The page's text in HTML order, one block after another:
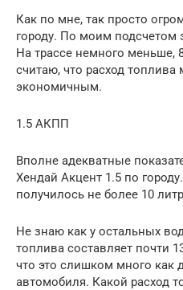
Как по мне, так просто
городу. По моим подсчетом
На трассе немного меньше,
считаю, что расход топлива
экономичным.
1.5 АКПП
Вполне адекватные
Хендай Акцент 1.5 по
получилось не более 10
Не знаю как у остальных
топлива составляет почти
что это слишком много как
автомобиля. Какой расход